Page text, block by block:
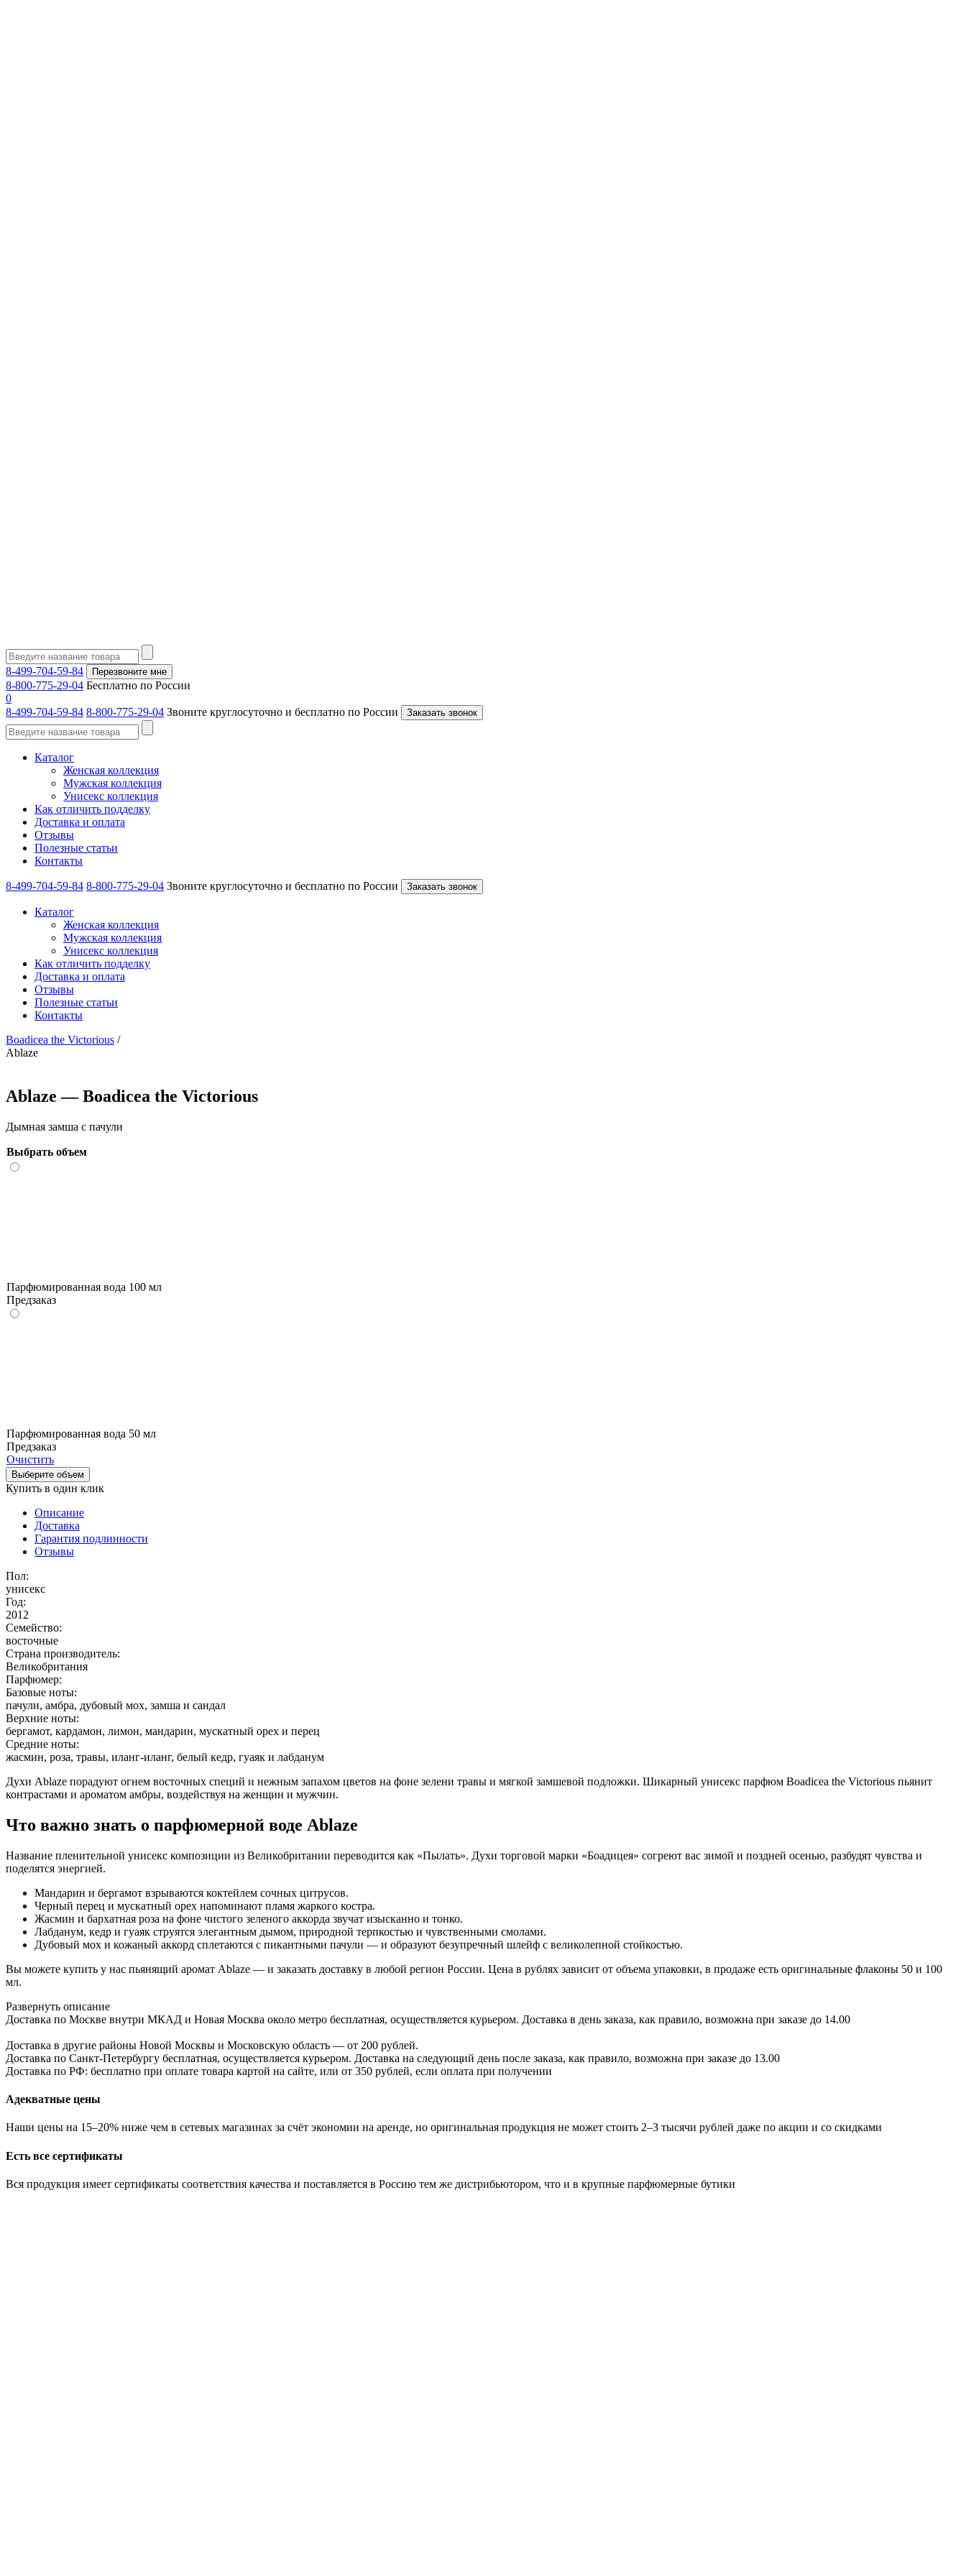
8-499-704-59-84 Перезвоните мне
8-800-775-29-04 Бесплатно по России
0
8-499-704-59-84 8-800-775-29-04 Звоните круглосуточно и бесплатно по России Заказать звонок
Каталог
Женская коллекция
Мужская коллекция
Унисекс коллекция
Как отличить подделку
Доставка и оплата
Отзывы
Полезные статьи
Контакты
8-499-704-59-84 8-800-775-29-04 Звоните круглосуточно и бесплатно по России Заказать звонок
Каталог
Женская коллекция
Мужская коллекция
Унисекс коллекция
Как отличить подделку
Доставка и оплата
Отзывы
Полезные статьи
Контакты
Boadicea the Victorious /
Ablaze
Ablaze — Boadicea the Victorious
Дымная замша с пачули
Выбрать объем
Парфюмированная вода 100 мл
Предзаказ
Парфюмированная вода 50 мл
Предзаказ
Очистить
Выберите объем
Купить в один клик
Описание
Доставка
Гарантия подлинности
Отзывы
Пол:
унисекс
Год:
2012
Семейство:
восточные
Страна производитель:
Великобритания
Парфюмер:
Базовые ноты:
пачули, амбра, дубовый мох, замша и сандал
Верхние ноты:
бергамот, кардамон, лимон, мандарин, мускатный орех и перец
Средние ноты:
жасмин, роза, травы, иланг-иланг, белый кедр, гуаяк и лабданум
Духи Ablaze порадуют огнем восточных специй и нежным запахом цветов на фоне зелени травы и мягкой замшевой подложки. Шикарный унисекс парфюм Boadicea the Victorious пьянит
контрастами и ароматом амбры, воздействуя на женщин и мужчин.
Что важно знать о парфюмерной воде Ablaze
Название пленительной унисекс композиции из Великобритании переводится как «Пылать». Духи торговой марки «Боадицея» согреют вас зимой и поздней осенью, разбудят чувства и
поделятся энергией.
Мандарин и бергамот взрываются коктейлем сочных цитрусов.
Черный перец и мускатный орех напоминают пламя жаркого костра.
Жасмин и бархатная роза на фоне чистого зеленого аккорда звучат изысканно и тонко.
Лабданум, кедр и гуаяк струятся элегантным дымом, природной терпкостью и чувственными смолами.
Дубовый мох и кожаный аккорд сплетаются с пикантными пачули — и образуют безупречный шлейф с великолепной стойкостью.
Вы можете купить у нас пьянящий аромат Ablaze — и заказать доставку в любой регион России. Цена в рублях зависит от объема упаковки, в продаже есть оригинальные флаконы 50 и 100
мл.
Развернуть описание
Доставка по Москве внутри МКАД и Новая Москва около метро бесплатная, осуществляется курьером. Доставка в день заказа, как правило, возможна при заказе до 14.00
Доставка в другие районы Новой Москвы и Московскую область — от 200 рублей.
Доставка по Санкт-Петербургу бесплатная, осуществляется курьером. Доставка на следующий день после заказа, как правило, возможна при заказе до 13.00
Доставка по РФ: бесплатно при оплате товара картой на сайте, или от 350 рублей, если оплата при получении
Адекватные цены
Наши цены на 15–20% ниже чем в сетевых магазинах за счёт экономии на аренде, но оригинальная продукция не может стоить 2–3 тысячи рублей даже по акции и со скидками
Есть все сертификаты
Вся продукция имеет сертификаты соответствия качества и поставляется в Россию тем же дистрибьютором, что и в крупные парфюмерные бутики